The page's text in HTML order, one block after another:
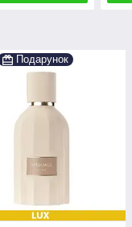
Подарунок